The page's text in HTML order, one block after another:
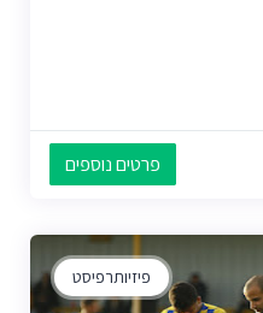
פרטים נוספים
פיזיותרפיסט